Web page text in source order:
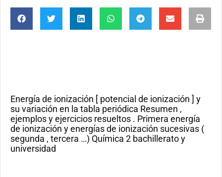
Energía de ionización [ potencial de ionización ] y
su variación en la tabla periódica Resumen ,
ejemplos y ejercicios resueltos . Primera energía
de ionización y energías de ionización sucesivas (
segunda , tercera …) Química 2 bachillerato y
universidad